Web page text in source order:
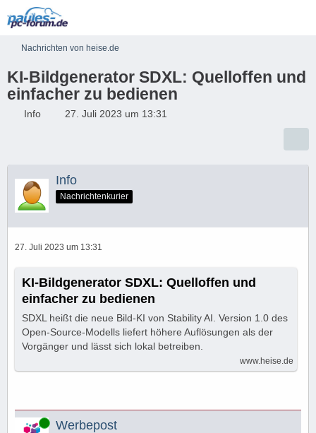
Nachrichten von heise.de
KI-Bildgenerator SDXL: Quelloffen und
einfacher zu bedienen
Info 27. Juli 2023 um 13:31
Info
Nachrichtenkurier
27. Juli 2023 um 13:31
KI-Bildgenerator SDXL: Quelloffen und
einfacher zu bedienen
SDXL heißt die neue Bild-KI von Stability AI. Version 1.0 des
Open-Source-Modells liefert höhere Auflösungen als der
Vorgänger und lässt sich lokal betreiben.
www.heise.de
Online Werbepost